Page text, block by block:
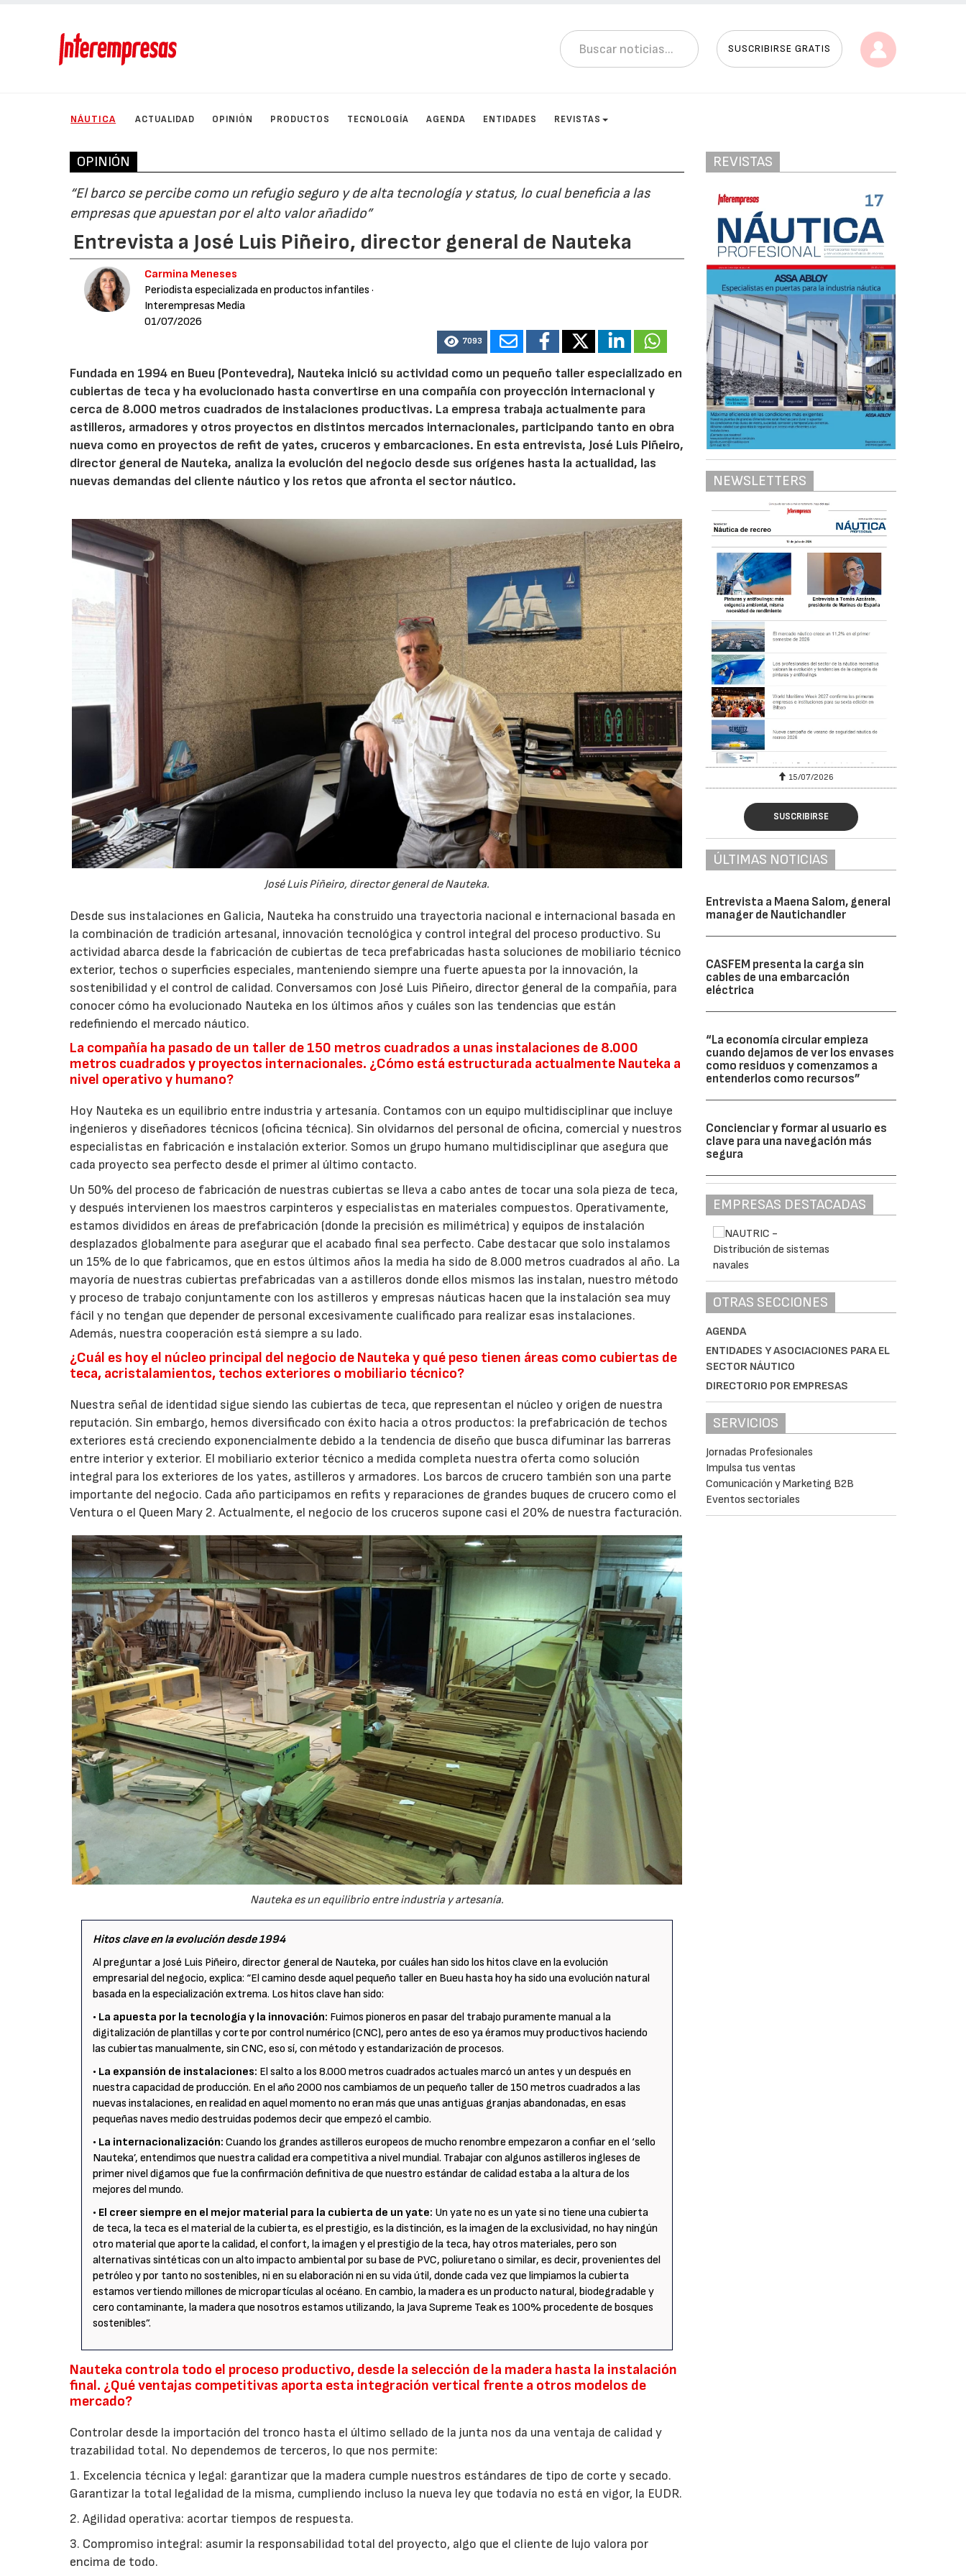
SUSCRIBIRSE GRATIS
NÁUTICA ACTUALIDAD OPINIÓN PRODUCTOS TECNOLOGÍA AGENDA ENTIDADES REVISTAS
OPINIÓN
“El barco se percibe como un refugio seguro y de alta tecnología y status, lo cual beneficia a las
empresas que apuestan por el alto valor añadido”
Entrevista a José Luis Piñeiro, director general de Nauteka
Carmina Meneses
Periodista especializada en productos infantiles ·
Interempresas Media
01/07/2026
7093
Fundada en 1994 en Bueu (Pontevedra), Nauteka inició su actividad como un pequeño taller especializado en
cubiertas de teca y ha evolucionado hasta convertirse en una compañía con proyección internacional y
cerca de 8.000 metros cuadrados de instalaciones productivas. La empresa trabaja actualmente para
astilleros, armadores y otros proyectos en distintos mercados internacionales, participando tanto en obra
nueva como en proyectos de refit de yates, cruceros y embarcaciones. En esta entrevista, José Luis Piñeiro,
director general de Nauteka, analiza la evolución del negocio desde sus orígenes hasta la actualidad, las
nuevas demandas del cliente náutico y los retos que afronta el sector náutico.
José Luis Piñeiro, director general de Nauteka.
Desde sus instalaciones en Galicia, Nauteka ha construido una trayectoria nacional e internacional basada en
la combinación de tradición artesanal, innovación tecnológica y control integral del proceso productivo. Su
actividad abarca desde la fabricación de cubiertas de teca prefabricadas hasta soluciones de mobiliario técnico
exterior, techos o superficies especiales, manteniendo siempre una fuerte apuesta por la innovación, la
sostenibilidad y el control de calidad. Conversamos con José Luis Piñeiro, director general de la compañía, para
conocer cómo ha evolucionado Nauteka en los últimos años y cuáles son las tendencias que están
redefiniendo el mercado náutico.
La compañía ha pasado de un taller de 150 metros cuadrados a unas instalaciones de 8.000
metros cuadrados y proyectos internacionales. ¿Cómo está estructurada actualmente Nauteka a
nivel operativo y humano?
Hoy Nauteka es un equilibrio entre industria y artesanía. Contamos con un equipo multidisciplinar que incluye
ingenieros y diseñadores técnicos (oficina técnica). Sin olvidarnos del personal de oficina, comercial y nuestros
especialistas en fabricación e instalación exterior. Somos un grupo humano multidisciplinar que asegura que
cada proyecto sea perfecto desde el primer al último contacto.
Un 50% del proceso de fabricación de nuestras cubiertas se lleva a cabo antes de tocar una sola pieza de teca,
y después intervienen los maestros carpinteros y especialistas en materiales compuestos. Operativamente,
estamos divididos en áreas de prefabricación (donde la precisión es milimétrica) y equipos de instalación
desplazados globalmente para asegurar que el acabado final sea perfecto. Cabe destacar que solo instalamos
un 15% de lo que fabricamos, que en estos últimos años la media ha sido de 8.000 metros cuadrados al año. La
mayoría de nuestras cubiertas prefabricadas van a astilleros donde ellos mismos las instalan, nuestro método
y proceso de trabajo conjuntamente con los astilleros y empresas náuticas hacen que la instalación sea muy
fácil y no tengan que depender de personal excesivamente cualificado para realizar esas instalaciones.
Además, nuestra cooperación está siempre a su lado.
¿Cuál es hoy el núcleo principal del negocio de Nauteka y qué peso tienen áreas como cubiertas de
teca, acristalamientos, techos exteriores o mobiliario técnico?
Nuestra señal de identidad sigue siendo las cubiertas de teca, que representan el núcleo y origen de nuestra
reputación. Sin embargo, hemos diversificado con éxito hacia a otros productos: la prefabricación de techos
exteriores está creciendo exponencialmente debido a la tendencia de diseño que busca difuminar las barreras
entre interior y exterior. El mobiliario exterior técnico a medida completa nuestra oferta como solución
integral para los exteriores de los yates, astilleros y armadores. Los barcos de crucero también son una parte
importante del negocio. Cada año participamos en refits y reparaciones de grandes buques de crucero como el
Ventura o el Queen Mary 2. Actualmente, el negocio de los cruceros supone casi el 20% de nuestra facturación.
Nauteka es un equilibrio entre industria y artesanía.
Hitos clave en la evolución desde 1994
Al preguntar a José Luis Piñeiro, director general de Nauteka, por cuáles han sido los hitos clave en la evolución
empresarial del negocio, explica: “El camino desde aquel pequeño taller en Bueu hasta hoy ha sido una evolución natural
basada en la especialización extrema. Los hitos clave han sido:
• La apuesta por la tecnología y la innovación: Fuimos pioneros en pasar del trabajo puramente manual a la
digitalización de plantillas y corte por control numérico (CNC), pero antes de eso ya éramos muy productivos haciendo
las cubiertas manualmente, sin CNC, eso sí, con método y estandarización de procesos.
• La expansión de instalaciones: El salto a los 8.000 metros cuadrados actuales marcó un antes y un después en
nuestra capacidad de producción. En el año 2000 nos cambiamos de un pequeño taller de 150 metros cuadrados a las
nuevas instalaciones, en realidad en aquel momento no eran más que unas antiguas granjas abandonadas, en esas
pequeñas naves medio destruidas podemos decir que empezó el cambio.
• La internacionalización:Cuando los grandes astilleros europeos de mucho renombre empezaron a confiar en el ‘sello
Nauteka’, entendimos que nuestra calidad era competitiva a nivel mundial. Trabajar con algunos astilleros ingleses de
primer nivel digamos que fue la confirmación definitiva de que nuestro estándar de calidad estaba a la altura de los
mejores del mundo.
• El creer siempre en el mejor material para la cubierta de un yate: Un yate no es un yate si no tiene una cubierta
de teca, la teca es el material de la cubierta, es el prestigio, es la distinción, es la imagen de la exclusividad, no hay ningún
otro material que aporte la calidad, el confort, la imagen y el prestigio de la teca, hay otros materiales, pero son
alternativas sintéticas con un alto impacto ambiental por su base de PVC, poliuretano o similar, es decir, provenientes del
petróleo y por tanto no sostenibles, ni en su elaboración ni en su vida útil, donde cada vez que limpiamos la cubierta
estamos vertiendo millones de micropartículas al océano. En cambio, la madera es un producto natural, biodegradable y
cero contaminante, la madera que nosotros estamos utilizando, la Java Supreme Teak es 100% procedente de bosques
sostenibles”.
Nauteka controla todo el proceso productivo, desde la selección de la madera hasta la instalación
final. ¿Qué ventajas competitivas aporta esta integración vertical frente a otros modelos de
mercado?
Controlar desde la importación del tronco hasta el último sellado de la junta nos da una ventaja de calidad y
trazabilidad total. No dependemos de terceros, lo que nos permite:
1. Excelencia técnica y legal: garantizar que la madera cumple nuestros estándares de tipo de corte y secado.
Garantizar la total legalidad de la misma, cumpliendo incluso la nueva ley que todavía no está en vigor, la EUDR.
2. Agilidad operativa: acortar tiempos de respuesta.
3. Compromiso integral: asumir la responsabilidad total del proyecto, algo que el cliente de lujo valora por
encima de todo.
REVISTAS
NEWSLETTERS
15/07/2026 29/07/2026 15/07/2026
SUSCRIBIRSE
ÚLTIMAS NOTICIAS
Entrevista a Maena Salom, general
manager de Nautichandler
CASFEM presenta la carga sin
cables de una embarcación
eléctrica
“La economía circular empieza
cuando dejamos de ver los envases
como residuos y comenzamos a
entenderlos como recursos”
Concienciar y formar al usuario es
clave para una navegación más
segura
EMPRESAS DESTACADAS
OTRAS SECCIONES
AGENDA
ENTIDADES Y ASOCIACIONES PARA EL
SECTOR NÁUTICO
DIRECTORIO POR EMPRESAS
SERVICIOS
Jornadas Profesionales
Impulsa tus ventas
Comunicación y Marketing B2B
Eventos sectoriales